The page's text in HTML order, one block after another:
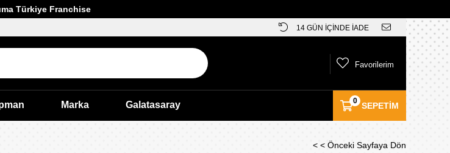
Türkiye Franchise
14 GÜN İÇİNDE İADE
SEPETIM
0
Favorilerim
Marka Galatasaray
< < Önceki Sayfaya Dön